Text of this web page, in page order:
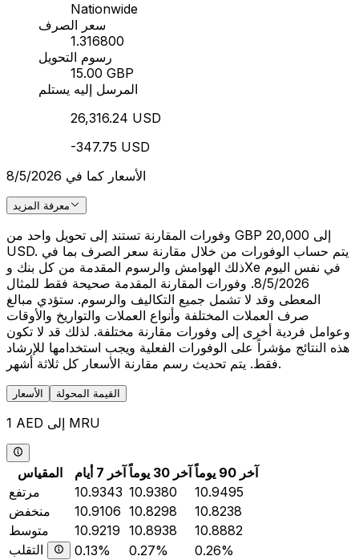
Nationwide
سعر الصرف
1.316800
رسوم التحويل
15.00 GBP
المرسل إليه يستلم
26,316.24 USD
-347.75 USD
الأسعار كما في 8/5/2026
معرفة المزيد
وفورات المقارنة تستند إلى تحويل واحد من GBP 20,000 إلى
USD. يتم حساب الوفورات من خلال مقارنة سعر الصرف بما في
ذلك الهوامش والرسوم المقدمة من كل بنك وXe في نفس اليوم
8/5/2026. وفورات المقارنة المقدمة صحيحة فقط للمثال
المعطى وقد لا تشمل جميع التكاليف والرسوم. ستؤدي مبالغ
صرف العملات المختلفة وأنواع العملات والتواريخ والأوقات
وعوامل فردية أخرى إلى وفورات مقارنة مختلفة. لذلك قد لا تكون
هذه النتائج مؤشراً على الوفورات الفعلية ويجب استخدامها للإرشاد
فقط. يتم تحديث رسم مقارنة الأسعار كل ثلاثة أشهر.
الأسعار القيمة المحولة
1 AED إلى MRU
المقياس آخر 7 أيام آخر 30 يوماً
آخر 90 يوماً
مرتفع
10.9343 10.9380
10.9495
منخفض
10.9106 10.8298
10.8238
متوسط
10.9219 10.8938
10.8882
التقلب
0.13% 0.27% 0.26%